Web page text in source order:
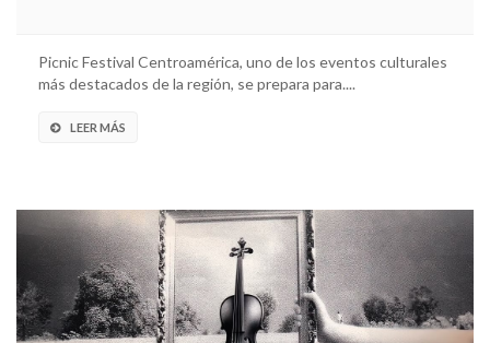
Picnic Festival Centroamérica, uno de los eventos culturales
más destacados de la región, se prepara para....
LEER MÁS